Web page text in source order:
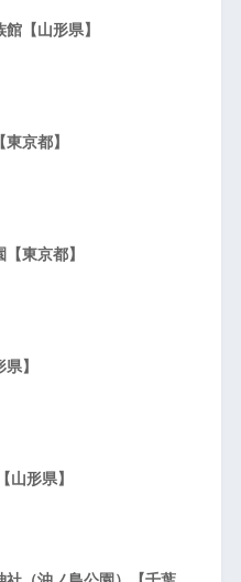
【山形県】
京都】
東京都】
】
山形県】